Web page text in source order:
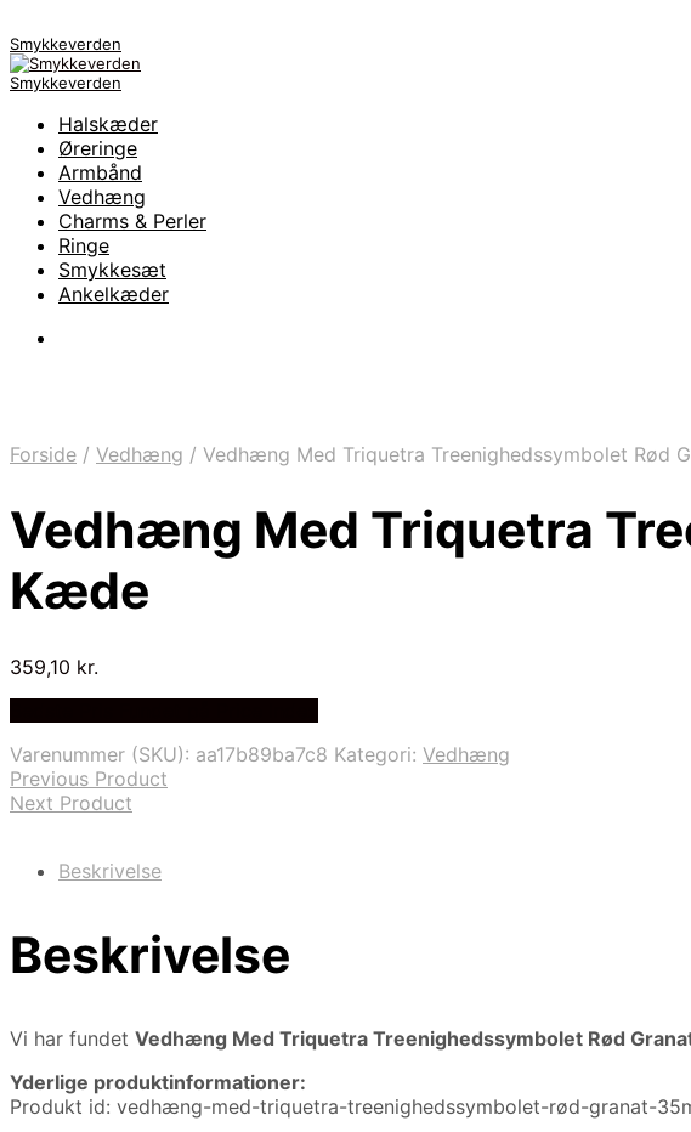
Smykkeverden
Smykkeverden
Halskæder
Øreringe
Armbånd
Vedhæng
Charms & Perler
Ringe
Smykkesæt
Ankelkæder
Forside / Vedhæng / Vedhæng Med Triquetra Treenighedssymbolet Rød
Vedhæng Med Triquetra
Kæde
359,10 kr.
Varenummer (SKU): aa17b89ba7c8 Kategori: Vedhæng
Previous Product
Next Product
Beskrivelse
Beskrivelse
Vi har fundet Vedhæng Med Triquetra Treenighedssymbolet Rød
Yderlige produktinformationer:
Produkt id: vedhæng-med-triquetra-treenighedssymbolet-rød-granat-